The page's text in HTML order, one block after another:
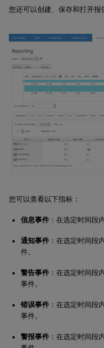
您还可以创建、保存和打开
您可以查看以下指标：
信息事件 ：在选定时间段
通知事件 ：在选定时间段
件。
警告事件 ：在选定时间段
事件。
错误事件 ：在选定时间段
事件。
警报事件 ：在选定时间段